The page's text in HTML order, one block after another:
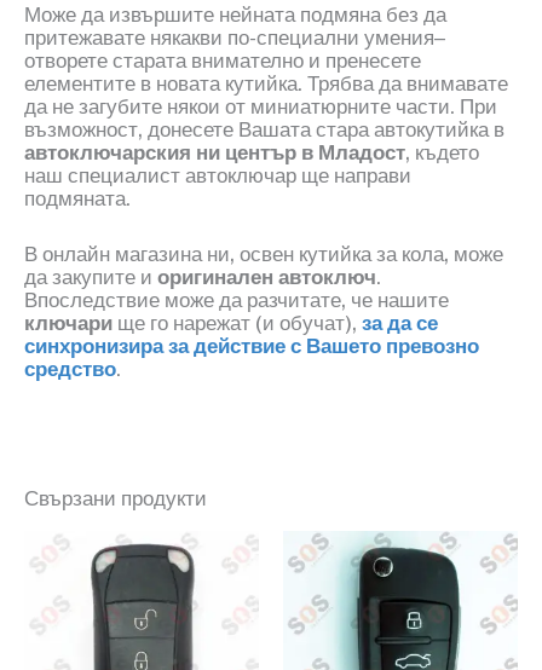
Може да извършите нейната подмяна без да
притежавате някакви по-специални умения–
отворете старата внимателно и пренесете
елементите в новата кутийка. Трябва да внимавате
да не загубите някои от миниатюрните части. При
възможност, донесете Вашата стара автокутийка в
автоключарския ни център в Младост, където
наш специалист автоключар ще направи
подмяната.
В онлайн магазина ни, освен кутийка за кола, може
да закупите и оригинален автоключ.
Впоследствие може да разчитате, че нашите
ключари ще го нарежат (и обучат), за да се
синхронизира за действие с Вашето превозно
средство.
Свързани продукти